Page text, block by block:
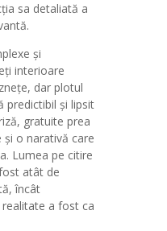
sa detaliată a
și
interioare
dar plotul
predictibil și lipsit
gratuite prea
o narativă care
Lumea pe citire
atât de
încât
a fost ca